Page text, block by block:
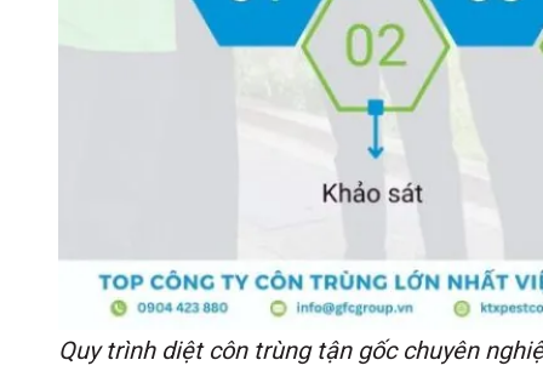
Quy trình diệt côn trùng tận gốc chuyên